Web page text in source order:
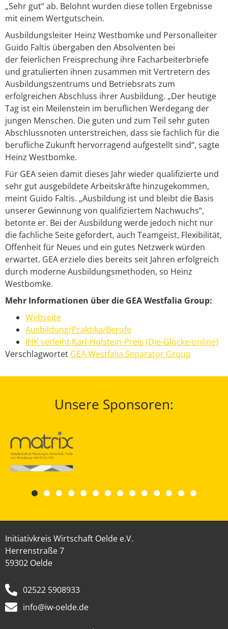
„Sehr gut“ ab. Belohnt wurden diese tollen Ergebnisse
mit einem Wertgutschein.
​Ausbildungsleiter Heinz Westbomke und Personalleiter
Guido Faltis übergaben den Absolventen bei
der feierlichen Freisprechung ihre Facharbeiterbriefe
und gratulierten ihnen zusammen mit Vertretern des
Ausbildungszentrums und Betriebsrats zum
erfolgreichen Abschluss ihrer Ausbildung. „Der heutige
Tag ist ein Meilenstein im beruflichen Werdegang der
jungen Menschen. Die guten und zum Teil sehr guten
Abschlussnoten unterstreichen, dass sie fachlich für die
berufliche Zukunft hervorragend aufgestellt sind“, sagte
Heinz Westbomke.
Für GEA seien damit dieses Jahr wieder qualifizierte und
sehr gut ausgebildete Arbeitskräfte hinzugekommen,
meint Guido Faltis. „Ausbildung ist und bleibt die Basis
unserer Gewinnung von qualifiziertem Nachwuchs“,
betonte er. Bei der Ausbildung werde jedoch nicht nur
die fachliche Seite gefordert, auch Teamgeist, Flexibilität,
Offenheit für Neues und ein gutes Netzwerk würden
erwartet. GEA erziele dies bereits seit Jahren erfolgreich
durch moderne Ausbildungsmethoden, so Heinz
Westbomke.
Mehr Informationen über die GEA Westfalia Group:
Webseite
Ausbildung/Praktika/Berufe
IHK verleiht Karl-Holstein-Preis (Die-Glocke-online)
Verschlagwortet GEA Westfalia Separator Group
Unsere Sponsoren:
Initiativkreis Wirtschaft Oelde e.V.
Herrenstraße 7
59302 Oelde
02522 5908933
info@iw-oelde.de